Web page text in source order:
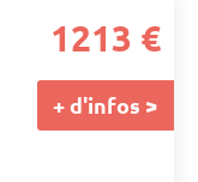
1213 €
+ d'infos >